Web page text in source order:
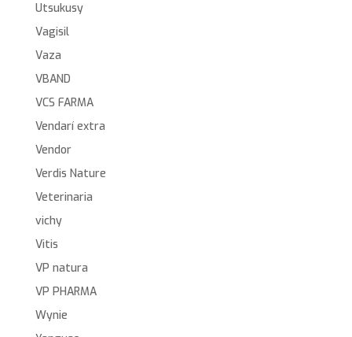
Utsukusy
Vagisil
Vaza
VBAND
VCS FARMA
Vendarí extra
Vendor
Verdis Nature
Veterinaria
vichy
Vitis
VP natura
VP PHARMA
Wynie